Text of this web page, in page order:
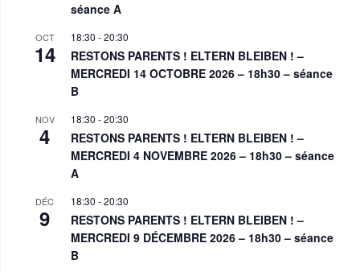
séance A
OCT
14
18:30 -20:30
RESTONS PARENTS ! ELTERN BLEIBEN ! –
MERCREDI 14 OCTOBRE 2026 – 18h30 – séance
B
NOV
4
18:30 -20:30
RESTONS PARENTS ! ELTERN BLEIBEN ! –
MERCREDI 4 NOVEMBRE 2026 – 18h30 – séance
A
DÉC
9
18:30 -20:30
RESTONS PARENTS ! ELTERN BLEIBEN ! –
MERCREDI 9 DÉCEMBRE 2026 – 18h30 – séance
B